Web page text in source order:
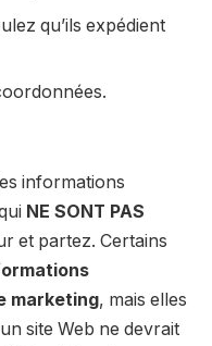
qu’ils expédient
informations
NE SONT PAS
et partez. Certains
marketing, mais elles
site Web ne devrait